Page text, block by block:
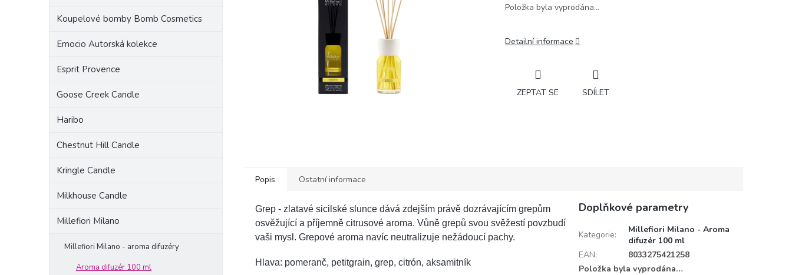
Koupelové bomby Bomb Cosmetics
Emocio Autorská kolekce
Esprit Provence
Goose Creek Candle
Haribo
Chestnut Hill Candle
Kringle Candle
Milkhouse Candle
Millefiori Milano
Millefiori Milano - aroma difuzéry
Aroma difuzér 100 ml
Položka byla vyprodána…
Detailní informace
ZEPTAT SE SDÍLET
Popis Ostatní informace
Grep - zlatavé sicilské slunce dává zdejším právě dozrávajícím grepům
osvěžující a příjemně citrusové aroma. Vůně grepů svou svěžestí povzbudí
vaši mysl. Grepové aroma navíc neutralizuje nežádoucí pachy.
Hlava: pomeranč, petitgrain, grep, citrón, aksamitník
Doplňkové parametry
Kategorie:
Millefiori Milano - Aroma
difuzér 100 ml
EAN:
8033275421258
Položka byla vyprodána…